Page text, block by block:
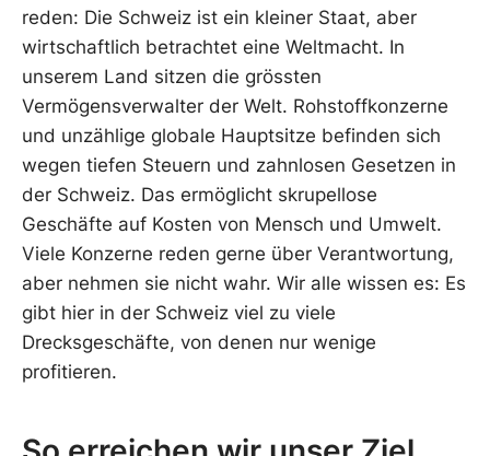
reden: Die Schweiz ist ein kleiner Staat, aber
wirtschaftlich betrachtet eine Weltmacht. In
unserem Land sitzen die grössten
Vermögensverwalter der Welt. Rohstoffkonzerne
und unzählige globale Hauptsitze befinden sich
wegen tiefen Steuern und zahnlosen Gesetzen in
der Schweiz. Das ermöglicht skrupellose
Geschäfte auf Kosten von Mensch und Umwelt.
Viele Konzerne reden gerne über Verantwortung,
aber nehmen sie nicht wahr. Wir alle wissen es: Es
gibt hier in der Schweiz viel zu viele
Drecksgeschäfte, von denen nur wenige
profitieren.